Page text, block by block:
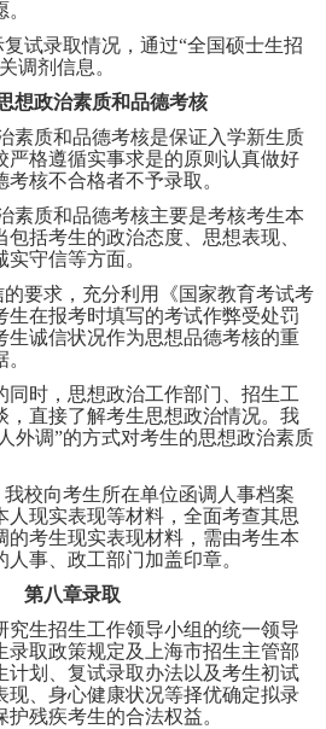
试录取情况，通过“全国硕士生招
调剂信息。
想政治素质和品德考核
素质和品德考核是保证入学新生质
严格遵循实事求是的原则认真做好
核不合格者不予录取。
素质和品德考核主要是考核考生本
包括考生的政治态度、思想表现、
守信等方面。
要求，充分利用《国家教育考试考
生在报考时填写的考试作弊受处罚
生诚信状况作为思想品德考核的重
同时，思想政治工作部门、招生工
，直接了解考生思想政治情况。我
外调”的方式对考生的思想政治素质
校向考生所在单位函调人事档案
人现实表现等材料，全面考查其思
的考生现实表现材料，需由考生本
事、政工部门加盖印章。
第八章录取
究生招生工作领导小组的统一领导
录取政策规定及上海市招生主管部
计划、复试录取办法以及考生初试
现、身心健康状况等择优确定拟录
残疾考生的合法权益。